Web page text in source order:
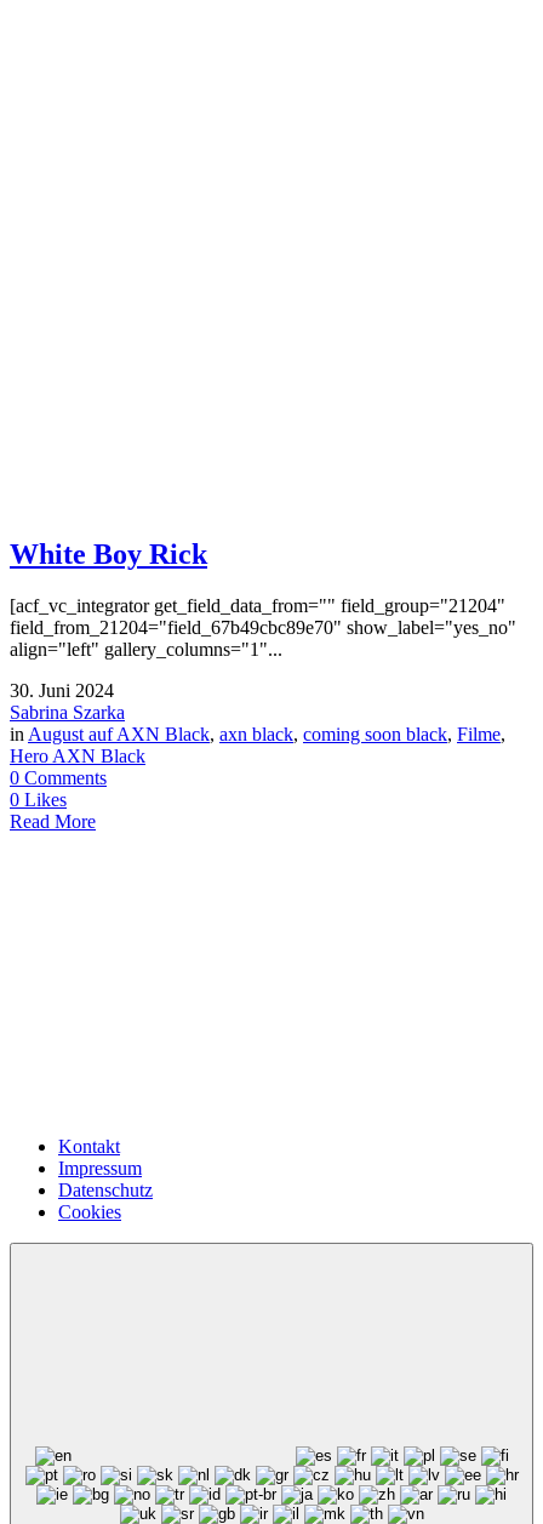
White Boy Rick
[acf_vc_integrator get_field_data_from="" field_group="21204"
field_from_21204="field_67b49cbc89e70" show_label="yes_no"
align="left" gallery_columns="1"...
30. Juni 2024
Sabrina Szarka
in August auf AXN Black, axn black, coming soon black, Filme,
Hero AXN Black
0 Comments
0 Likes
Read More
Kontakt
Impressum
Datenschutz
Cookies